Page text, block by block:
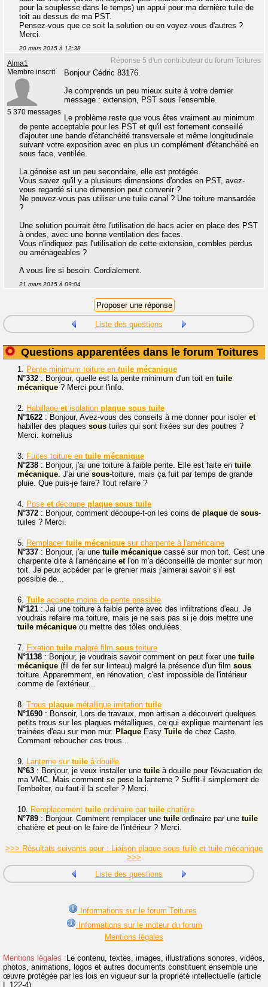
pour la souplesse dans le temps) un appui pour ma dernière tuile de
toit au dessus de ma PST.
Pensez-vous que ce soit la solution ou en voyez-vous d'autres ?
Merci.
20 mars 2015 à 12:38
Réponse 5 d'un contributeur du forum Toitures
Alma1
Membre inscrit
5 370 messages
Bonjour Cédric 83176.
Je comprends un peu mieux suite à votre dernier
message : extension, PST sous l'ensemble.
Le problème reste que vous êtes vraiment au minimum
de pente acceptable pour les PST et qu'il est fortement conseillé
d'ajouter une bande d'étanchéité transversale et même longitudinale
suivant votre exposition avec en plus un complément d'étanchéité en
sous face, ventilée.
La génoise est un peu secondaire, elle est protégée.
Vous savez qu'il y a plusieurs dimensions d'ondes en PST, avez-
vous regardé si une dimension peut convenir ?
Ne pouvez-vous pas utiliser une tuile canal ? Une toiture mansardée
?
Une solution pourrait être l'utilisation de bacs acier en place des PST
à ondes, avec une bonne ventilation des faces.
Vous n'indiquez pas l'utilisation de cette extension, combles perdus
ou aménageables ?
A vous lire si besoin. Cordialement.
21 mars 2015 à 09:04
Liste des questions
Questions apparentées dans le forum Toitures
1. Pente minimum toiture en tuile mécanique
N°332 : Bonjour, quelle est la pente minimum d'un toit en tuile
mécanique ? Merci pour l'info.
2. Habillage etisolation plaque sous tuile
N°1622 : Bonjour, Avez-vous des conseils à me donner pour isoler et
habiller des plaques sous tuiles qui sont fixées sur des poutres ?
Merci. kornelius
3. Fuites toiture en tuile mécanique
N°238 : Bonjour, j'ai une toiture à faible pente. Elle est faite en tuile
mécanique. J'ai une sous-toiture, mais ça fuit par temps de grande
pluie. Que puis-je faire? Tout refaire ?
4. Pose etdécoupe plaque sous tuile
N°372 : Bonjour, comment découpe-t-on les coins de plaque de sous-
tuiles ? Merci.
5. Remplacer tuile mécanique sur charpente à l'américaine
N°337 : Bonjour, j'ai une tuile mécanique cassé sur mon toit. Cest une
charpente dite à l'américaine etl'on m'a déconseillé de monter sur mon
toit. Je peux accéder par le grenier mais j'aimerai savoir s'il est
possible de...
6. Tuile accepte moins de pente possible
N°121 : Jai une toiture à faible pente avec des infiltrations d'eau. Je
voudrais refaire ma toiture, mais je ne sais pas si je dois mettre une
tuile mécanique ou mettre des tôles ondulées.
7. Fixation tuile malgré film sous toiture
N°1138 : Bonjour, je voudrais savoir comment on peut fixer une tuile
mécanique (fil de fer sur linteau) malgré la présence d'un film sous
toiture. Apparemment, en rénovation, c'est impossible de l'intérieur
comme de l'extérieur...
8. Trous plaque métallique imitation tuile
N°1690 : Bonsoir, Lors de travaux, mon artisan a découvert quelques
petits trous sur les plaques métalliques, ce qui explique maintenant les
trainées d'eau sur mon mur. Plaque Easy Tuile de chez Casto.
Comment reboucher ces trous...
9. Lanterne sur tuile à douille
N°63 : Bonjour, je veux installer une tuile à douille pour l'évacuation de
ma VMC. Mais comment se pose la lanterne ? Suffit-il simplement de
l'emboîter, ou faut-il la sceller ? Merci.
10. Remplacement tuile ordinaire par tuile chatière
N°789 : Bonjour. Comment remplacer une tuile ordinaire par une tuile
chatière etpeut-on le faire de l'intérieur ? Merci.
>>> Résultats suivants pour : Liaison plaque sous tuile et tuile mécanique
>>>
Liste des questions
Informations sur le forum Toitures
Informations sur le moteur du forum
Mentions légales
Mentions légales : Le contenu, textes, images, illustrations sonores, vidéos,
photos, animations, logos et autres documents constituent ensemble une
œuvre protégée par les lois en vigueur sur la propriété intellectuelle (article
L.122-4).